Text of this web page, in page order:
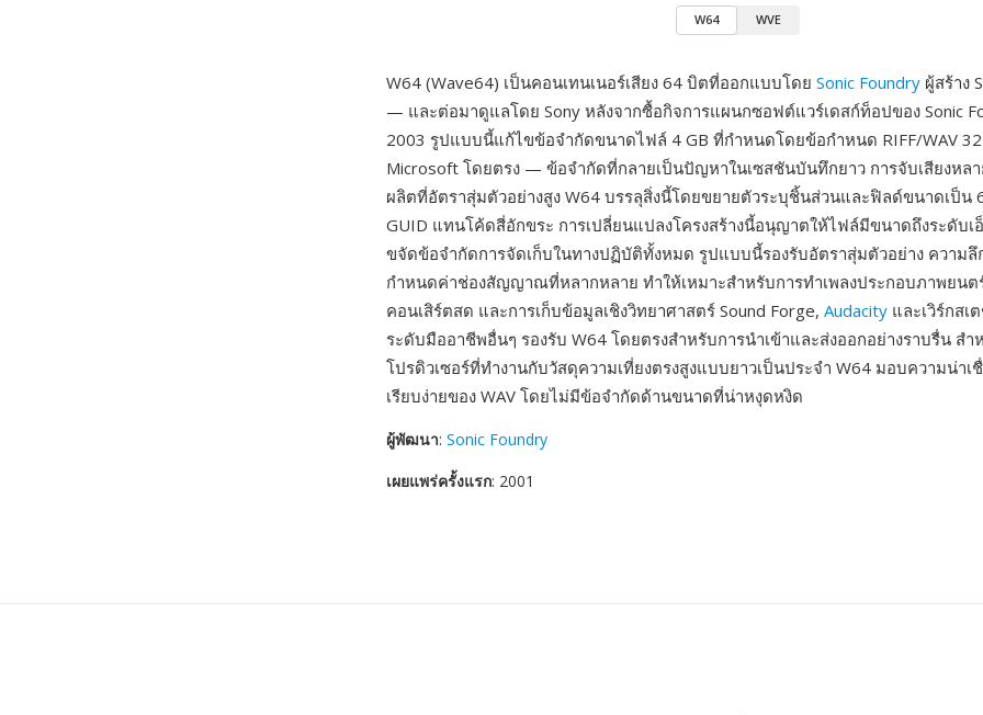
W64 WVE
W64 (Wave64) เป็นคอนเทนเนอร์เสียง 64 บิตที่ออกแบบโดย Sonic Foundry ผู้สร้าง
— และต่อมาดูแลโดย Sony หลังจากซื้อกิจการแผนกซอฟต์แวร์เดสก์ท็อปของ Sonic
2003 รูปแบบนี้แก้ไขข้อจำกัดขนาดไฟล์ 4 GB ที่กำหนดโดยข้อกำหนด RIFF/WAV
Microsoft โดยตรง — ข้อจำกัดที่กลายเป็นปัญหาในเซสชันบันทึกยาว การจับเสียงหล
ผลิตที่อัตราสุ่มตัวอย่างสูง W64 บรรลุสิ่งนี้โดยขยายตัวระบุชิ้นส่วนและฟิลด์ขนาดเป็น
GUID แทนโค้ดสี่อักขระ การเปลี่ยนแปลงโครงสร้างนี้อนุญาตให้ไฟล์มีขนาดถึงระดับเ
ขจัดข้อจำกัดการจัดเก็บในทางปฏิบัติทั้งหมด รูปแบบนี้รองรับอัตราสุ่มตัวอย่าง ความลึ
กำหนดค่าช่องสัญญาณที่หลากหลาย ทำให้เหมาะสำหรับการทำเพลงประกอบภาพยนต
คอนเสิร์ตสด และการเก็บข้อมูลเชิงวิทยาศาสตร์ Sound Forge, Audacity และเวิร์กสเ
ระดับมืออาชีพอื่นๆ รองรับ W64 โดยตรงสำหรับการนำเข้าและส่งออกอย่างราบรื่น สำ
โปรดิวเซอร์ที่ทำงานกับวัสดุความเที่ยงตรงสูงแบบยาวเป็นประจำ W64 มอบความน่าเ
เรียบง่ายของ WAV โดยไม่มีข้อจำกัดด้านขนาดที่น่าหงุดหงิด
ผู้พัฒนา: Sonic Foundry
เผยแพร่ครั้งแรก: 2001